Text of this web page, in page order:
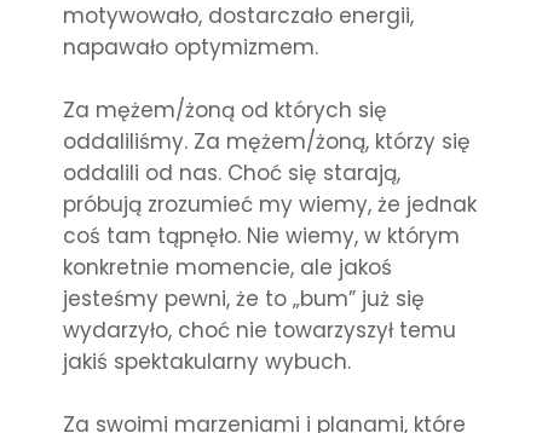
motywowało, dostarczało energii,
napawało optymizmem.
Za mężem/żoną od których się
oddaliliśmy. Za mężem/żoną, którzy się
oddalili od nas. Choć się starają,
próbują zrozumieć my wiemy, że jednak
coś tam tąpnęło. Nie wiemy, w którym
konkretnie momencie, ale jakoś
jesteśmy pewni, że to „bum” już się
wydarzyło, choć nie towarzyszył temu
jakiś spektakularny wybuch.
Za swoimi marzeniami i planami, które